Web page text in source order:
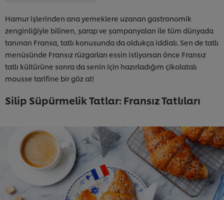
Hamur işlerinden ana yemeklere uzanan gastronomik
zenginliğiyle bilinen, şarap ve şampanyaları ile tüm dünyada
tanınan Fransa, tatlı konusunda da oldukça iddialı. Sen de tatlı
menüsünde Fransız rüzgarları essin istiyorsan önce Fransız
tatlı kültürüne sonra da senin için hazırladığım çikolatalı
mousse tarifine bir göz at!
Silip Süpürmelik Tatlar: Fransız Tatlıları